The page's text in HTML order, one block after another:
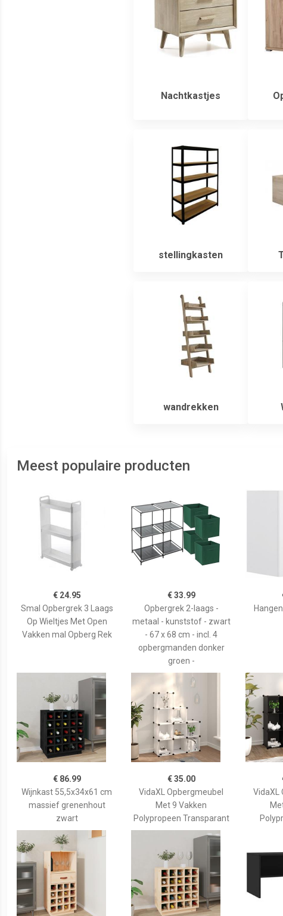
Nachtkastjes
stellingkasten
wandrekken
Meest populaire producten
€ 24.95
Smal Opbergrek 3 Laags
Op Wieltjes Met Open
Vakken mal Opberg Rek
€ 33.99
Opbergrek 2-laags -
metaal - kunststof - zwart
- 67 x 68 cm - incl. 4
opbergmanden donker
groen -
€ 86.99
Wijnkast 55,5x34x61 cm
massief grenenhout
zwart
€ 35.00
VidaXL Opbergmeubel
Met 9 Vakken
Polypropeen Transparant
VidaXL